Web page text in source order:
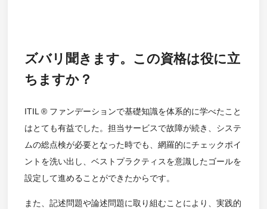
ズバリ聞きます。この資格は役に立
ちますか？
ITIL ® ファンデーションで基礎知識を体系的に学べたこと
はとても有益でした。担当サービスで故障が続き、システ
ムの総点検が必要となった時でも、網羅的にチェックポイ
ントを洗い出し、ベストプラクティスを意識したゴールを
設定して進めることができたからです。
また、記述問題や論述問題に取り組むことにより、実践的